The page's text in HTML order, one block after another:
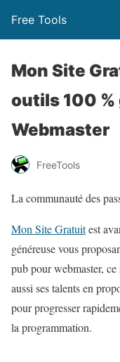
Free Tools
Mon Site
outils 100
Webmaster
FreeTools
La communauté des
Mon Site Gratuitest
généreuse vous
pub pour webmaster,
aussi ses talents en
pour progresser
la programmation.